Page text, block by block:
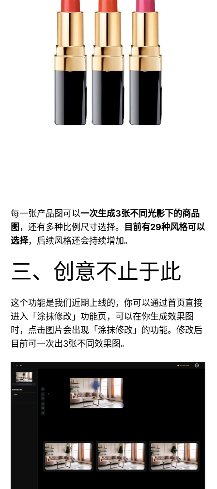
每一张产品图可以一次生成3张不同光影下的商品
图 ，还有多种比例尺寸选择。
目前有29种风格可以
选择，后续风格还会持续增加。
三、创意不止于此
这个功能是我们近期上线的，你可以通过首页直接
进入「涂抹修改」功能页，可以在你生成效果图
时，点击图片会出现「涂抹修改」的功能。修改后
目前可一次出3张不同效果图。